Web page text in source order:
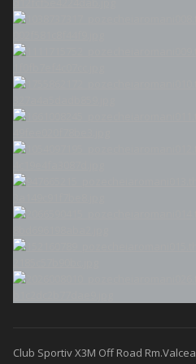
Club Sportiv X3M Off Road Rm.Valcea